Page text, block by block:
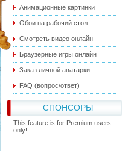
Анимационные картинки
Обои на рабочий стол
Смотреть видео онлайн
Браузерные игры онлайн
Заказ личной аватарки
FAQ (вопрос/ответ)
СПОНСОРЫ
This feature is for Premium users
only!